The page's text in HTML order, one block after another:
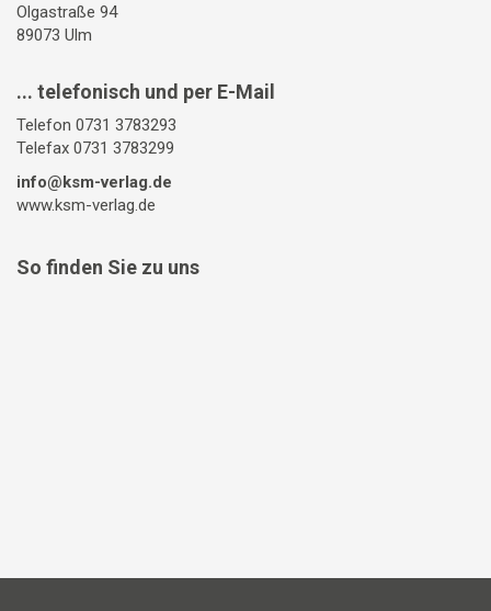
Olgastraße 94
89073 Ulm
... telefonisch und per E-Mail
Telefon 0731 3783293
Telefax 0731 3783299
info@ksm-verlag.de
www.ksm-verlag.de
So finden Sie zu uns